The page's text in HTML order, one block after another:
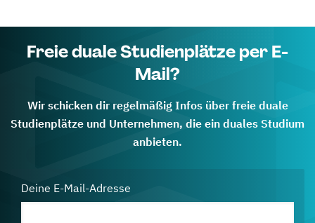
Freie duale Studienplätze per E-
Mail?
Wir schicken dir regelmäßig Infos über freie duale
Studienplätze und Unternehmen, die ein duales Studium
anbieten.
Deine E-Mail-Adresse